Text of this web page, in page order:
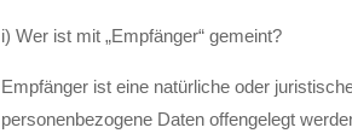
i) Wer ist mit „Empfänger“ gemeint?
Empfänger ist eine natürliche oder
personenbezogene Daten offengelegt